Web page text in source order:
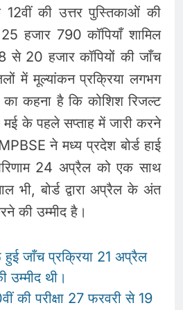
12वीं की उत्तर पुस्तिकाओं की
हजार 790 कॉपियाँ शामिल
20 हजार कॉपियों की जाँच
में मूल्यांकन प्रक्रिया लगभग
का कहना है कि कोशिश रिजल्ट
के पहले सप्ताह में जारी करने
ने मध्य प्रदेश बोर्ड हाई
24 अप्रैल को एक साथ
भी, बोर्ड द्वारा अप्रैल के अंत
की उम्मीद है।
हुई जाँच प्रक्रिया 21 अप्रैल
उम्मीद थी।
की परीक्षा 27 फरवरी से 19